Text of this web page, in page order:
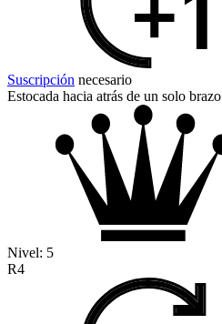
Suscripción necesario
Estocada hacia atrás de un solo brazo
Nivel: 5
R4